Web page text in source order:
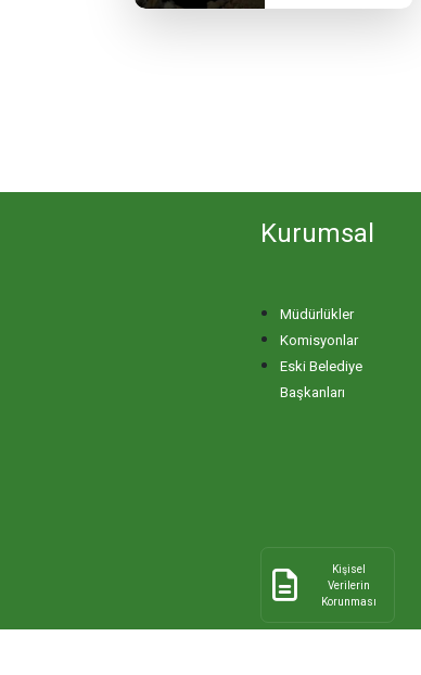
Kurumsal
Müdürlükler
Komisyonlar
Eski Belediye
Başkanları
Kişisel
Verilerin
Korunması